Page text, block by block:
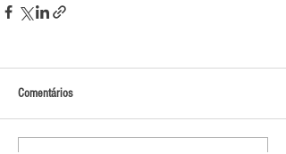
Comentários